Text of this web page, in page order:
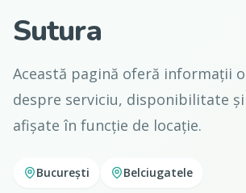
Sutura
Această pagină oferă informații
despre serviciu, disponibilitate
afișate în funcție de locație.
București Belciugatele